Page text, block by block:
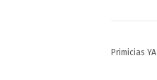
Primicias YA